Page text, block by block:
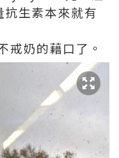
生素本來就有
戒奶的藉口了。